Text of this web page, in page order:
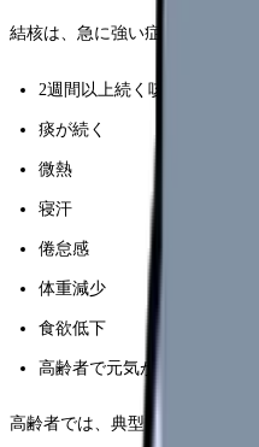
結核は、急に強い症状が出ると
2週間以上続く咳
痰が続く
微熱
寝汗
倦怠感
体重減少
食欲低下
高齢者で元気がない
高齢者では、典型的な訴えが出